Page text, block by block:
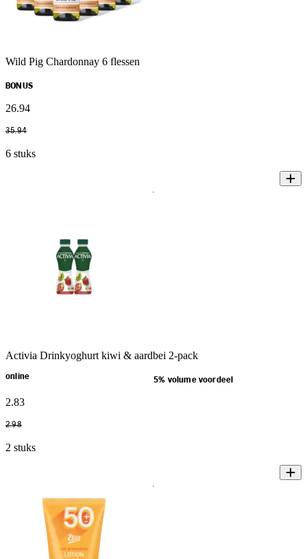
Wild Pig Chardonnay 6 flessen
BONUS
26.94
35.94
6 stuks
Activia Drinkyoghurt kiwi & aardbei 2-pack
online 5% volume voordeel
2.83
2.98
2 stuks